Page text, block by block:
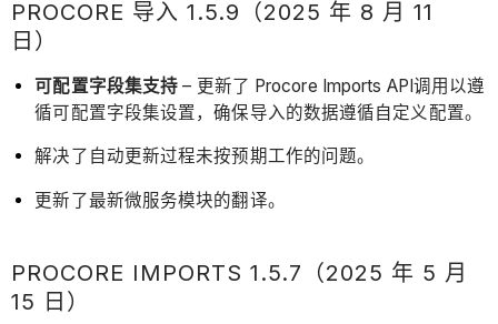
PROCORE 导入 1.5.9（2025 年 8 月 11
日）
可配置字段集支持 – 更新了 Procore Imports API调用以遵
循可配置字段集设置，确保导入的数据遵循自定义配置。
解决了自动更新过程未按预期工作的问题。
更新了最新微服务模块的翻译。
PROCORE IMPORTS 1.5.7（2025 年 5 月
15 日）